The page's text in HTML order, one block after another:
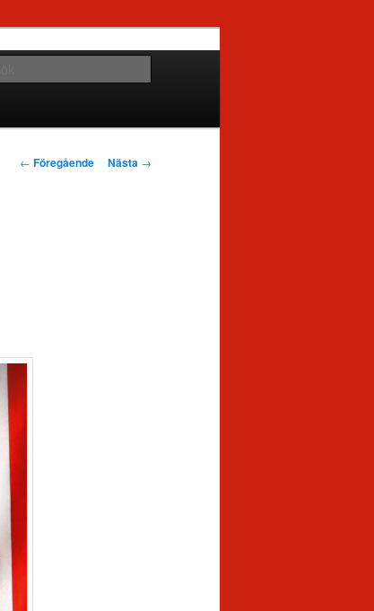
Inläggsnavigering
← Föregående Nästa →